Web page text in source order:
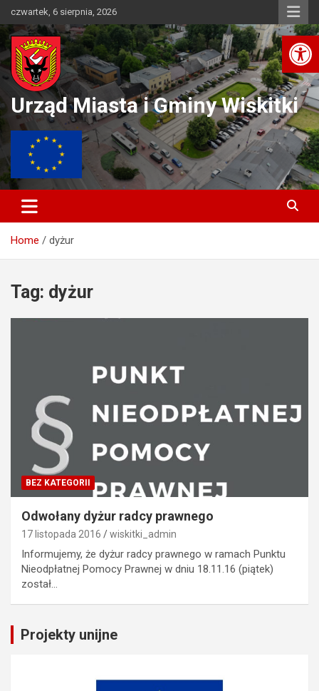
to
content
czwartek, 6 sierpnia, 2026
Urząd Miasta i Gminy Wiskitki
Home dyżur
Tag: dyżur
BEZ KATEGORII
Odwołany dyżur radcy prawnego
17 listopada 2016 wiskitki_admin
Informujemy, że dyżur radcy prawnego w ramach Punktu
Nieodpłatnej Pomocy Prawnej w dniu 18.11.16 (piątek)
został…
Projekty unijne